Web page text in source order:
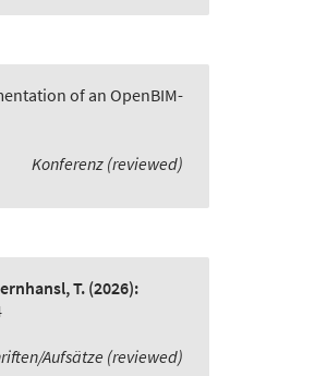
of an OpenBIM-
Konferenz (reviewed)
T. (2026):
Aufsätze (reviewed)